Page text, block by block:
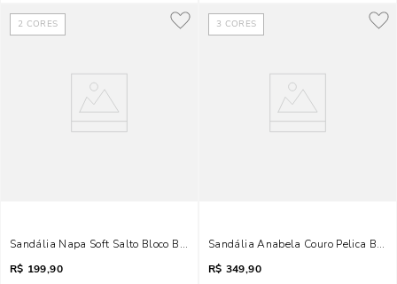
2 CORES
Sandália Napa Soft Salto Bloco Bege Tiras Finas
R$ 199,90
3 CORES
Sandália Anabela Couro Pelica Bico
R$ 349,90